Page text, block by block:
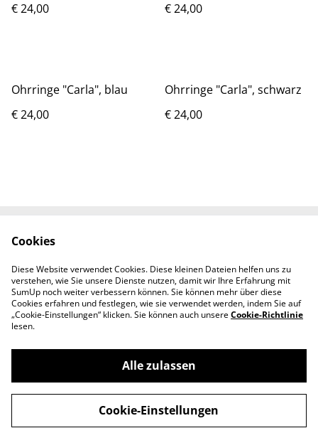
€ 24,00 € 24,00
Ohrringe "Carla", blau
€ 24,00
Ohrringe "Carla", schwarz
€ 24,00
Kontaktieren Sie uns
Datenschutzbestimm
ungen von SumUp
Cookie-Richtlinie
©2026Melanie's SchmuckManufaktur
powered by
Cookies
Diese Website verwendet Cookies. Diese kleinen Dateien helfen uns zu
verstehen, wie Sie unsere Dienste nutzen, damit wir Ihre Erfahrung mit
SumUp noch weiter verbessern können. Sie können mehr über diese
Cookies erfahren und festlegen, wie sie verwendet werden, indem Sie auf
„Cookie-Einstellungen“ klicken. Sie können auch unsereCookie-Richtlinie
lesen.
Alle zulassen
Cookie-Einstellungen